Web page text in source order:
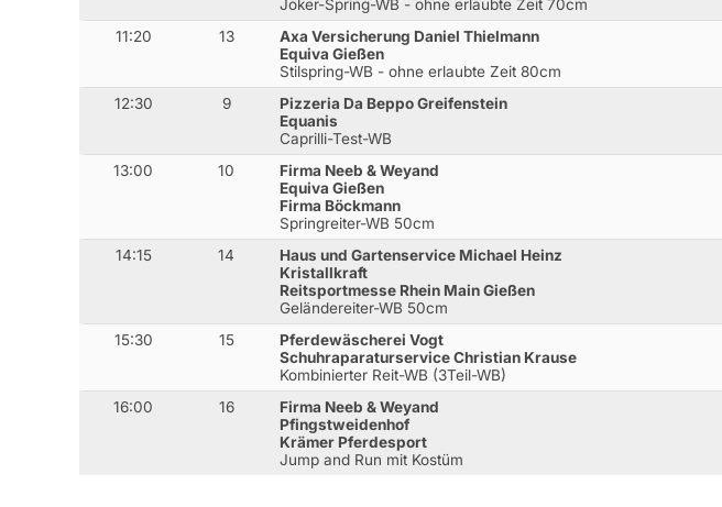
Joker-Spring-WB - ohne erlaubte Zeit 70cm
11:20 13
Axa Versicherung Daniel Thielmann
Equiva Gießen
Stilspring-WB - ohne erlaubte Zeit 80cm
12:30 9
Pizzeria Da Beppo Greifenstein
Equanis
Caprilli-Test-WB
13:00 10
Firma Neeb & Weyand
Equiva Gießen
Firma Böckmann
Springreiter-WB 50cm
14:15 14
Haus und Gartenservice Michael Heinz
Kristallkraft
Reitsportmesse Rhein Main Gießen
Geländereiter-WB 50cm
15:30 15
Pferdewäscherei Vogt
Schuhraparaturservice Christian Krause
Kombinierter Reit-WB (3Teil-WB)
16:00 16
Firma Neeb & Weyand
Pfingstweidenhof
Krämer Pferdesport
Jump and Run mit Kostüm